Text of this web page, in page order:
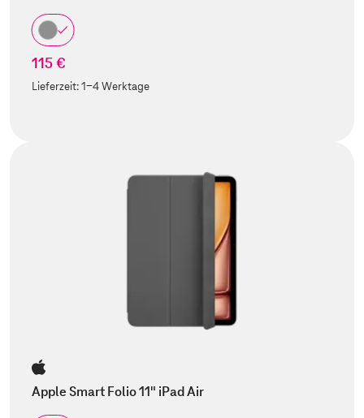
115 €
Lieferzeit:1-4 Werktage
Apple Smart Folio 11" iPad Air